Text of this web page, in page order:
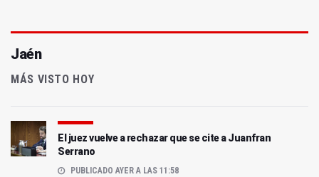
Jaén
MÁS VISTO HOY
El juez vuelve a rechazar que se cite a Juanfran
Serrano
PUBLICADO AYER A LAS 11:58